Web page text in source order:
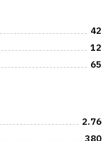
42
12
65
2.76
380